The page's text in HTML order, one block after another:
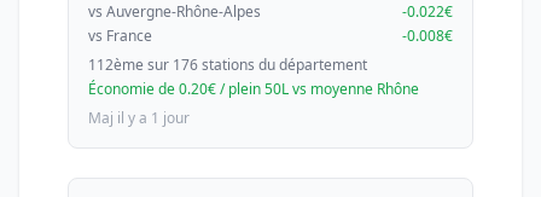
vs Auvergne-Rhône-Alpes
-0.022€
vs France
-0.008€
112ème sur 176 stations du département
Économie de 0.20€ / plein 50L vs moyenne Rhône
Maj il y a 1 jour